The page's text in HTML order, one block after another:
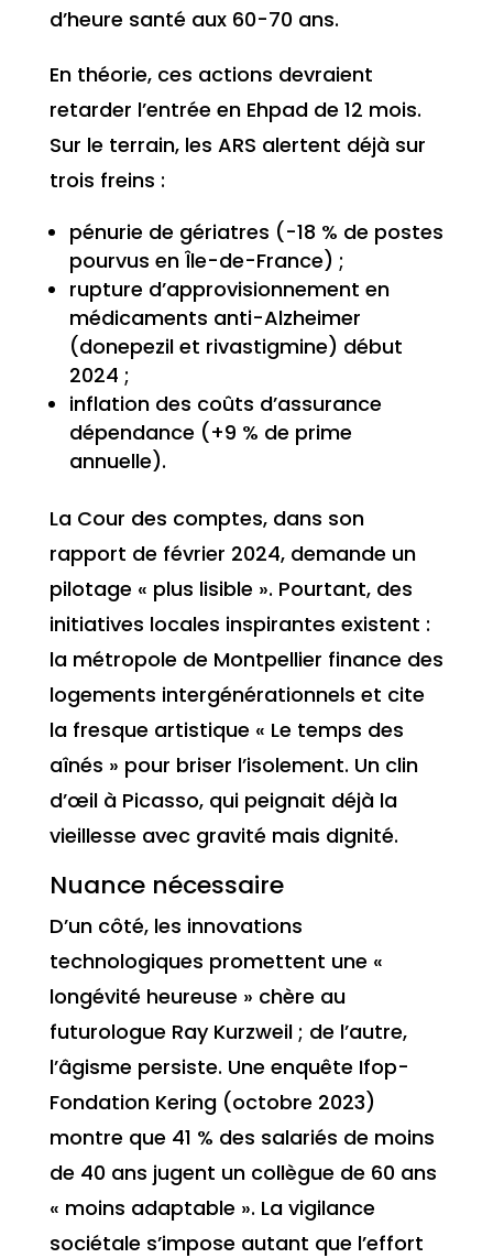
d’heure santé aux 60-70 ans.
En théorie, ces actions devraient
retarder l’entrée en Ehpad de 12 mois.
Sur le terrain, les ARS alertent déjà sur
trois freins :
pénurie de gériatres (-18 % de postes
pourvus en Île-de-France) ;
rupture d’approvisionnement en
médicaments anti-Alzheimer
(donepezil et rivastigmine) début
2024 ;
inflation des coûts d’assurance
dépendance (+9 % de prime
annuelle).
La Cour des comptes, dans son
rapport de février 2024, demande un
pilotage « plus lisible ». Pourtant, des
initiatives locales inspirantes existent :
la métropole de Montpellier finance des
logements intergénérationnels et cite
la fresque artistique « Le temps des
aînés » pour briser l’isolement. Un clin
d’œil à Picasso, qui peignait déjà la
vieillesse avec gravité mais dignité.
Nuance nécessaire
D’un côté, les innovations
technologiques promettent une «
longévité heureuse » chère au
futurologue Ray Kurzweil ; de l’autre,
l’âgisme persiste. Une enquête Ifop-
Fondation Kering (octobre 2023)
montre que 41 % des salariés de moins
de 40 ans jugent un collègue de 60 ans
« moins adaptable ». La vigilance
sociétale s’impose autant que l’effort